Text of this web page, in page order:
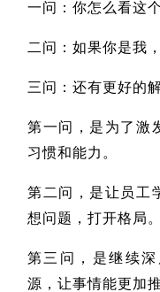
一问：你怎么看这
二问：如果你是我
三问：还有更好的
第一问，是为了激
习惯和能力。
第二问，是让员工
想问题，打开格局。
第三问，是继续
源，让事情能更加